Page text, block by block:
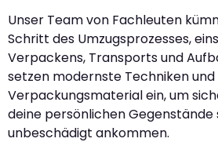
Unser Team von Fachleuten
Schritt des Umzugsprozesses,
Verpackens, Transports und
setzen modernste Techniken
Verpackungsmaterial ein, um
deine persönlichen Gegenstände
unbeschädigt ankommen.